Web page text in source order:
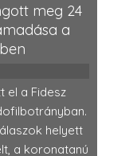
meg 24
a
el a Fidesz
helyett
a koronatanú